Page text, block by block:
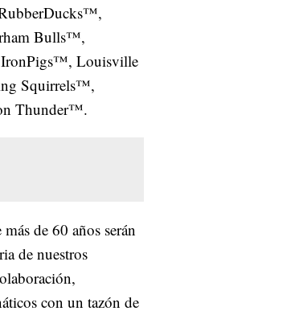
Bulls™,
Louisville
Squirrels™,
Thunder™.
de 60 años serán
de nuestros
con un tazón de